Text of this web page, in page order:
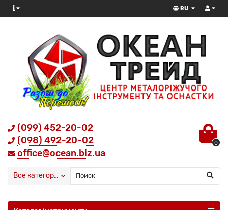
RU
(099) 452-20-02
(098) 492-20-02
office@ocean.biz.ua
0
Все категории